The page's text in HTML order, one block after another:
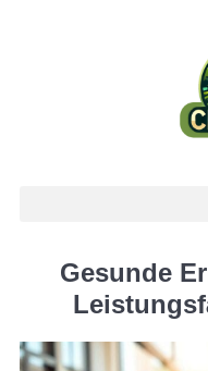
Gesunde